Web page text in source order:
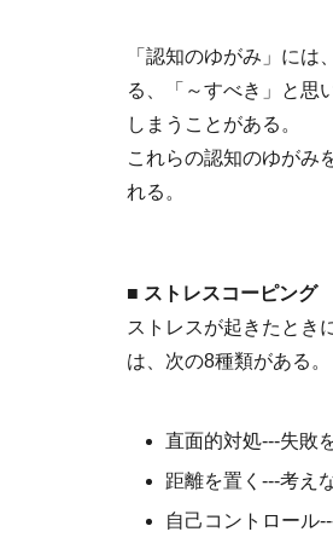
「認知のゆがみ」に
る、「～すべき」と思
しまうことがある。
これらの認知のゆがみ
れる。
■ ストレスコーピング
ストレスが起きたとき
は、次の8種類がある。
直面的対処---失敗
距離を置く---考え
自己コントロール